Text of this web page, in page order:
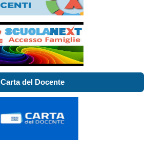
Carta del Docente